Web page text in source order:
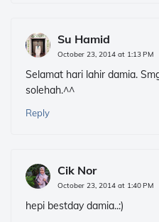
Su Hamid
October 23, 2014 at 1:13 PM
Selamat hari lahir damia.
solehah.^^
Reply
Cik Nor
October 23, 2014 at 1:40 PM
hepi bestday damia..:)